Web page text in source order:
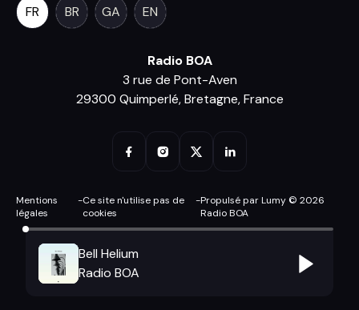
FR
BR GA EN
Radio BOA
3 rue de Pont-Aven
29300 Quimperlé, Bretagne, France
Mentions
légales
-Ce site n'utilise pas de
cookies
-Propulsé par Lumy © 2026
Radio BOA
Bell Helium
Radio BOA